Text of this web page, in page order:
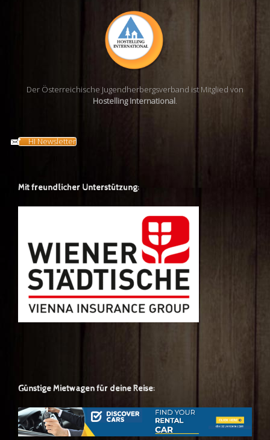
Der Österreichische Jugendherbergsverband ist Mitglied von
Hostelling International.
HI Newsletter
Mit freundlicher Unterstützung:
Günstige Mietwagen für deine Reise: